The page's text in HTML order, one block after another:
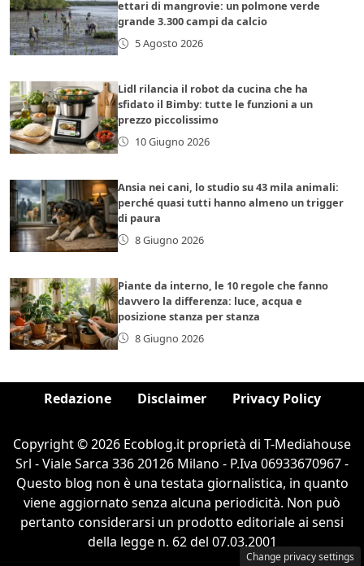
ettari di mangrovie: un polmone verde
grande 3.300 campi da calcio
5 Agosto 2026
Lidl rilancia il robot da cucina che ha
sfidato il Bimby: tutte le funzioni a un
prezzo piccolissimo
10 Giugno 2026
Ansia nei cani, lo studio su 43 mila animali:
perché quasi tutti hanno almeno un trigger
di paura
8 Giugno 2026
Piante da interno, le 10 regole che fanno
davvero la differenza: luce, acqua e
posizione stanza per stanza
8 Giugno 2026
Redazione Disclaimer Privacy Policy
Copyright © 2026 Ecoblog.it proprietà di T-Mediahouse
Srl - Viale Sarca 336 20126 Milano - P.Iva 06933670967 -
Questo blog non è una testata giornalistica, in quanto
viene aggiornato senza alcuna periodicità. Non può
pertanto considerarsi un prodotto editoriale ai sensi
della legge n. 62 del 07.03.2001
Change privacy settings